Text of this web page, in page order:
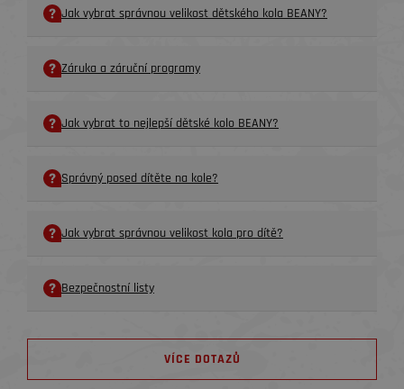
Jak vybrat správnou velikost dětského kola BEANY?
Záruka a záruční programy
Jak vybrat to nejlepší dětské kolo BEANY?
Správný posed dítěte na kole?
Jak vybrat správnou velikost kola pro dítě?
Bezpečnostní listy
VÍCE DOTAZŮ